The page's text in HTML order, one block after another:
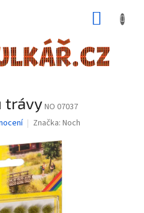
trávy NO 07037
Značka: Noch